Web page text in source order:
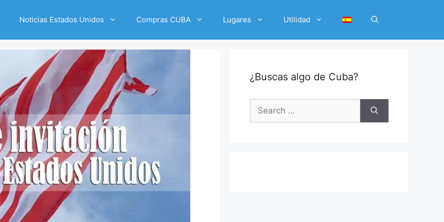
Noticias Estados Unidos Compras CUBA Lugares Utilidad
¿Buscas algo de Cuba?
Search
for: